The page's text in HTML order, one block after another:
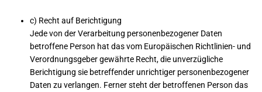
c) Recht auf Berichtigung
Jede von der Verarbeitung personenbezogener Daten
betroffene Person hat das vom Europäischen Richtlinien- und
Verordnungsgeber gewährte Recht, die unverzügliche
Berichtigung sie betreffender unrichtiger personenbezogener
Daten zu verlangen. Ferner steht der betroffenen Person das